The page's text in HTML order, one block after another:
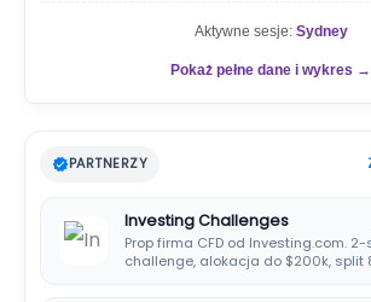
Aktywne sesje: Sydney
Pokaż pełne dane i wykres →
PARTNERZY
Investing Challenges
Prop firma CFD od Investing.com.
challenge, alokacja do $200k, split